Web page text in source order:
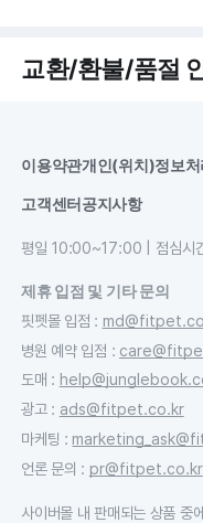
교환/환불/품절
이용약관개인(위치)정보처
고객센터공지사항
평일 10:00~17:00 | 점심시
제휴 입점 및 기타 문의
핏펫몰 입점 :
병원 예약 입점 :
도매 :
광고: ads@fitpet.co.kr
마케팅 :
언론 문의 : pr@fitpet.co.kr
사이버몰 내 판매되는 상품 중